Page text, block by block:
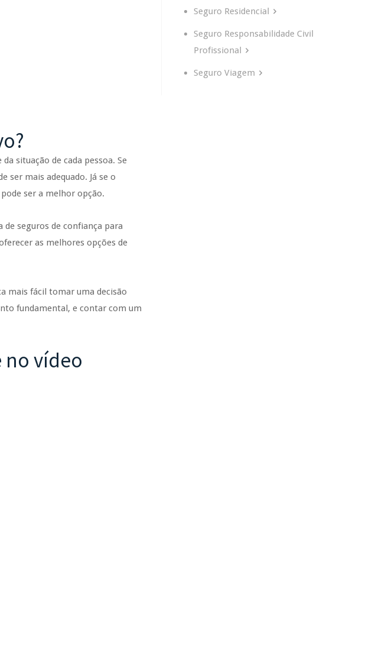
situação de cada pessoa. Se
ser mais adequado. Já se o
ser a melhor opção.
seguros de confiança para
as melhores opções de
mais fácil tomar uma decisão
fundamental, e contar com um
no vídeo
Seguro Residencial
Seguro Responsabilidade Civil
Profissional
Seguro Viagem